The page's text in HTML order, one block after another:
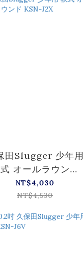
田Slugger 少年用
オールラウンド
KSN-J2X
NT$4,030
NT$4,530